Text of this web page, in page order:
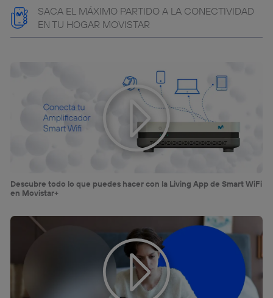
SACA EL MÁXIMO PARTIDO A LA CONECTIVIDAD
EN TU HOGAR MOVISTAR
Descubre todo lo que puedes hacer con la Living App de Smart WiFi
en Movistar+